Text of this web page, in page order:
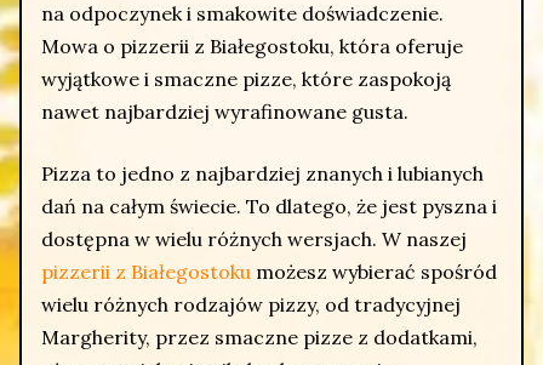
na odpoczynek i smakowite doświadczenie.
Mowa o pizzerii z Białegostoku, która oferuje
wyjątkowe i smaczne pizze, które zaspokoją
nawet najbardziej wyrafinowane gusta.
Pizza to jedno z najbardziej znanych i lubianych
dań na całym świecie. To dlatego, że jest pyszna i
dostępna w wielu różnych wersjach. W naszej
pizzerii z Białegostoku możesz wybierać spośród
wielu różnych rodzajów pizzy, od tradycyjnej
Margherity, przez smaczne pizze z dodatkami,